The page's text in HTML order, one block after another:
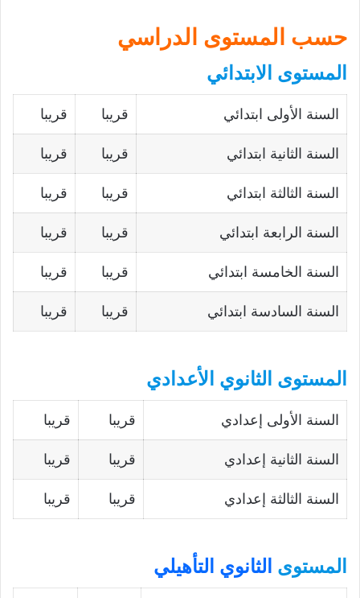
حسب المستوى الدراسي
المستوى الابتدائي
السنة الأولى ابتدائي قريبا قريبا
السنة الثانية ابتدائي قريبا قريبا
السنة الثالثة ابتدائي قريبا قريبا
السنة الرابعة ابتدائي قريبا قريبا
السنة الخامسة ابتدائي قريبا قريبا
السنة السادسة ابتدائي قريبا قريبا
المستوى الثانوي الأعدادي
السنة الأولى إعدادي قريبا قريبا
السنة الثانية إعدادي قريبا قريبا
السنة الثالثة إعدادي قريبا قريبا
المستوى الثانوي التأهيلي